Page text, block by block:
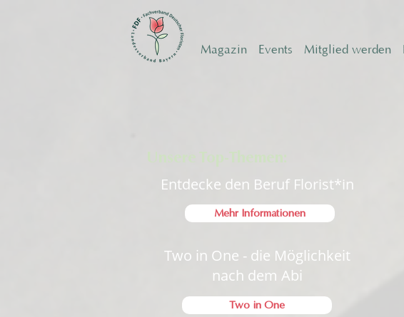
Magazin Events Mitglied werden
Entdecke den Beruf Florist*in
Mehr Informationen
Two in One - die Möglichkeit
nach dem Abi
Two in One